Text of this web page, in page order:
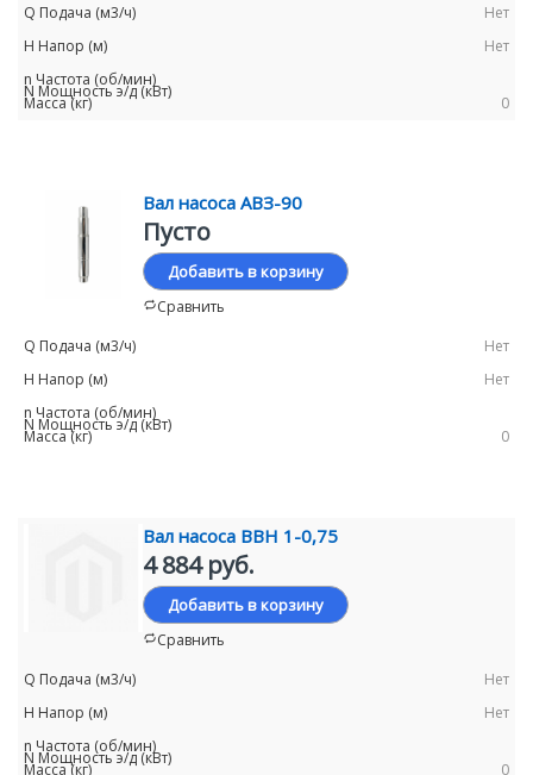
Нет
Нет
0
Вал насоса АВЗ-90
Пусто
Добавить в корзину
Сравнить
Нет
Нет
0
Вал насоса ВВН 1-0,75
4 884 руб.
Добавить в корзину
Сравнить
Нет
Нет
0